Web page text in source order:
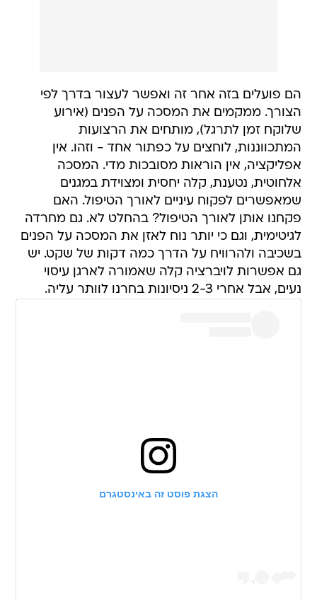
הם פועלים בזה אחר זה ואפשר לעצור בדרך לפי
הצורך. ממקמים את המסכה על הפנים (אירוע
שלוקח זמן לתרגל), מותחים את הרצועות
המתכווננות, לוחצים על כפתור אחד - וזהו. אין
אפליקציה, אין הוראות מסובכות מדי. המסכה
אלחוטית, נטענת, קלה יחסית ומצוידת במגנים
שמאפשרים לפקוח עיניים לאורך הטיפול. האם
פקחנו אותן לאורך הטיפול? בהחלט לא. גם מחרדה
לגיטימית, וגם כי יותר נוח לאזן את המסכה על הפנים
בשכיבה ולהרוויח על הדרך כמה דקות של שקט. יש
גם אפשרות לויברציה קלה שאמורה לארגן עיסוי
נעים, אבל אחרי 2-3 ניסיונות בחרנו לוותר עליה.
הצגת פוסט זה באינסטגרם